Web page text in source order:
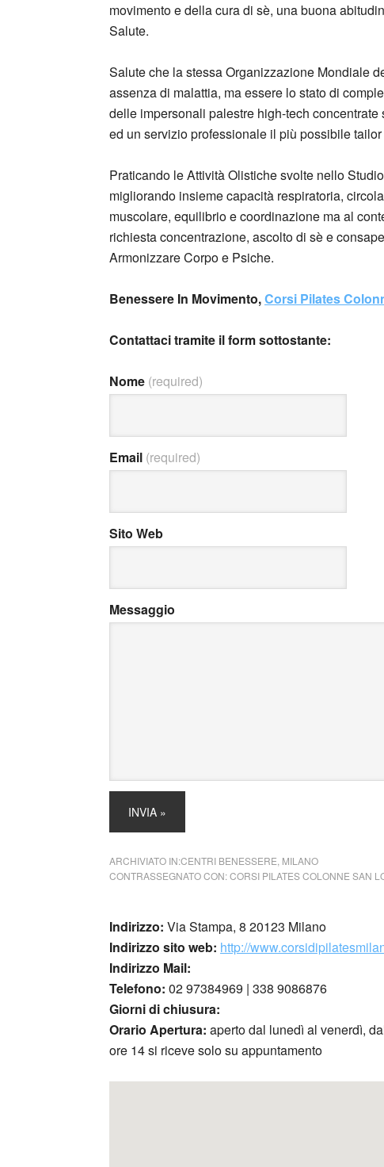
movimento e della cura di sè, una buona
Salute.
Salute che la stessa Organizzazione Mondiale
assenza di malattia, ma essere lo stato di
delle impersonali palestre high-tech
ed un servizio professionale il più possibile tailor
Praticando le Attività Olistiche svolte nello
migliorando insieme capacità respiratoria,
muscolare, equilibrio e coordinazione ma al
richiesta concentrazione, ascolto di sè e
Armonizzare Corpo e Psiche.
Benessere In Movimento,Corsi Pilates
Contattaci tramite il form sottostante:
Nome (required)
Email (required)
Sito Web
Messaggio
ARCHIVIATO IN:CENTRI BENESSERE MILANO
CONTRASSEGNATO CON:CORSI PILATES COLONNE SAN
Indirizzo: Via Stampa, 8 20123 Milano
Indirizzo sito web: http://
Indirizzo Mail:
Telefono: 02 97384969 | 338 9086876
Giorni di chiusura:
Orario Apertura: aperto dal lunedì al venerdì,
ore 14 si riceve solo su appuntamento